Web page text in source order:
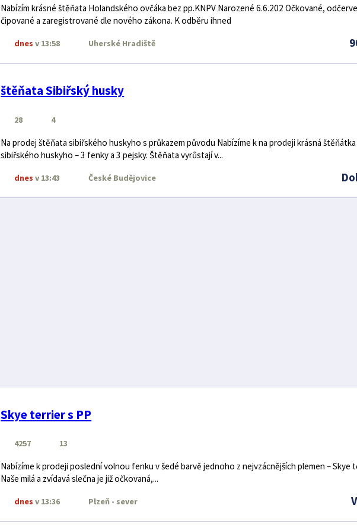
Nabízím krásné štěňata Holandského ovčáka bez pp.KNPV Narozené 6.6.202 Očkované,
čipované a zaregistrované dle nového zákona. K odběru ihned
Uherské Hradiště
dnes v 13:58
štěňata Sibiřský husky
28 4
Na prodej štěňata sibiřského huskyho s průkazem původu Nabízíme k na prodeji krásná štěňátka
sibiřského huskyho – 3 fenky a 3 pejsky. Štěňata vyrůstají v...
České Budějovice
dnes v 13:43
Skye terrier s PP
4257 13
Nabízíme k prodeji poslední volnou fenku v šedé barvě jednoho z nejvzácnějších plemen – Skye
Naše milá a zvídavá slečna je již očkovaná,...
Plzeň - sever
dnes v 13:36